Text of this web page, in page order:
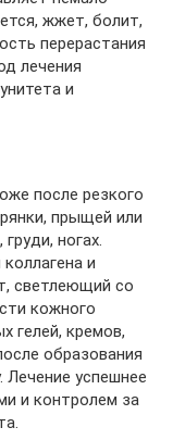
жжет, болит,
перерастания
лечения
и
после резкого
прыщей или
ногах.
и
светлеющий со
кожного
гелей, кремов,
образования
успешнее
и контролем за